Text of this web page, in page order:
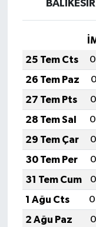
25 Tem Cts
26 Tem Paz
27 Tem Pts
28 Tem Sal
29 Tem Çar
30 Tem Per
31 Tem Cum
1 Ağu Cts
2 Ağu Paz